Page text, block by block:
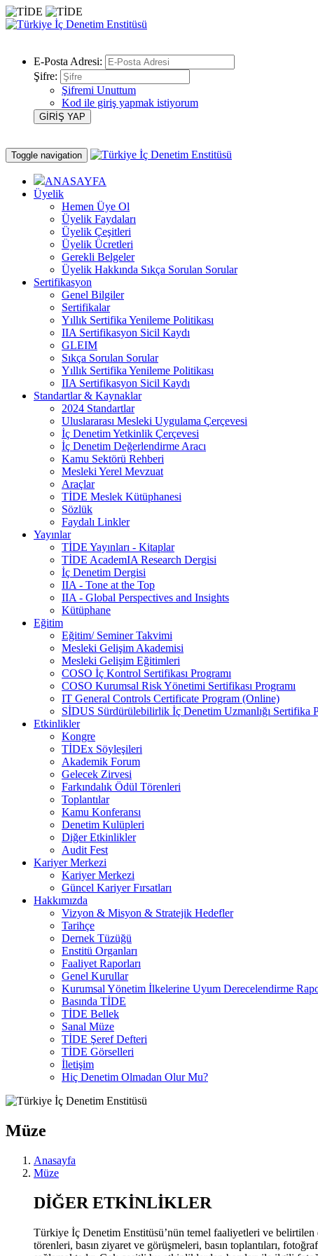
E-Posta Adresi:
Şifre:
Şifremi Unuttum
Kod ile giriş yapmak istiyorum
Toggle navigation
ANASAYFA
Üyelik
Hemen Üye Ol
Üyelik Faydaları
Üyelik Çeşitleri
Üyelik Ücretleri
Gerekli Belgeler
Üyelik Hakkında Sıkça Sorulan Sorular
Sertifikasyon
Genel Bilgiler
Sertifikalar
Yıllık Sertifika Yenileme Politikası
IIA Sertifikasyon Sicil Kaydı
GLEIM
Sıkça Sorulan Sorular
Yıllık Sertifika Yenileme Politikası
IIA Sertifikasyon Sicil Kaydı
Standartlar & Kaynaklar
2024 Standartlar
Uluslararası Mesleki Uygulama Çerçevesi
İç Denetim Yetkinlik Çerçevesi
İç Denetim Değerlendirme Aracı
Kamu Sektörü Rehberi
Mesleki Yerel Mevzuat
Araçlar
TİDE Meslek Kütüphanesi
Sözlük
Faydalı Linkler
Yayınlar
TİDE Yayınları - Kitaplar
TİDE AcademIA Research Dergisi
İç Denetim Dergisi
IIA - Tone at the Top
IIA - Global Perspectives and Insights
Kütüphane
Eğitim
Eğitim/ Seminer Takvimi
Mesleki Gelişim Akademisi
Mesleki Gelişim Eğitimleri
COSO İç Kontrol Sertifikası Programı
COSO Kurumsal Risk Yönetimi Sertifikası Programı
IT General Controls Certificate Program (Online)
SİDUS Sürdürülebilirlik İç Denetim Uzmanlığı Sertifika
Etkinlikler
Kongre
TİDEx Söyleşileri
Akademik Forum
Gelecek Zirvesi
Farkındalık Ödül Törenleri
Toplantılar
Kamu Konferansı
Denetim Kulüpleri
Diğer Etkinlikler
Audit Fest
Kariyer Merkezi
Kariyer Merkezi
Güncel Kariyer Fırsatları
Hakkımızda
Vizyon & Misyon & Stratejik Hedefler
Tarihçe
Dernek Tüzüğü
Enstitü Organları
Faaliyet Raporları
Genel Kurullar
Kurumsal Yönetim İlkelerine Uyum Derecelendirme
Basında TİDE
TİDE Bellek
Sanal Müze
TİDE Şeref Defteri
TİDE Görselleri
İletişim
Hiç Denetim Olmadan Olur Mu?
Müze
Anasayfa
Müze
DİĞER ETKİNLİKLER
Türkiye İç Denetim Enstitüsü’nün temel faaliyetleri ve
törenleri, basın ziyaret ve görüşmeleri, basın toplantıları,